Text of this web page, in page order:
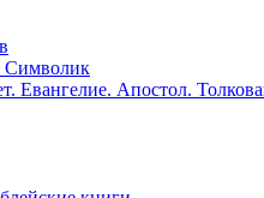
Символик
Евангелие. Апостол.